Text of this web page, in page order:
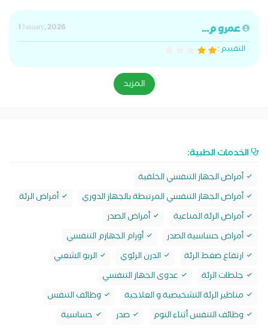
عمرو م...
1 January, 2026
التقييم :
المزيد
الخدمات الطبية:
أمراض الجهاز التنفسي الخلقية
أمراض الجهاز التنفسي المرتبطة بالجهاز الدوري
أمراض الرئة
أمراض الرئة المناعية
أمراض الصدر
أمراض حساسية الصدر
أورام الجهازم التنفسي
ارتفاع ضغط الرئة
الدرن الرئوي
الربو الشعبي
جلطات الرئة
عدوى الجهاز التنفسي
مناظير الرئة التشخيصية و العلاجية
وظائف التنفس
وظائف التنفس أثناء النوم
صدر
حساسية